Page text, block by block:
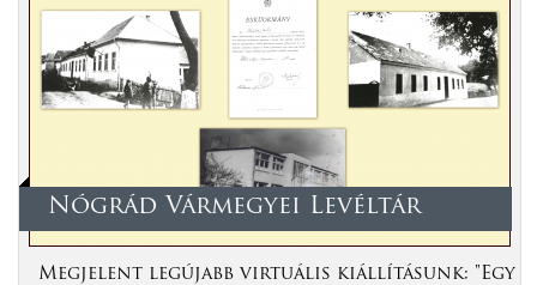
Nógrád Vármegyei Levéltár
Megjelent legújabb virtuális kiállításunk: "Egy